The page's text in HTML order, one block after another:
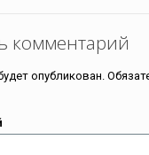
комментарий
опубликован.